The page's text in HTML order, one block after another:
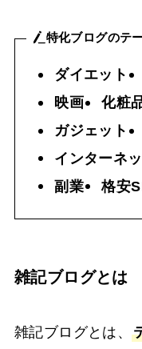
特化ブログのテ
ダイエット
映画
化粧
ガジェット
インターネ
副業
格安
雑記ブログとは
雑記ブログとは、